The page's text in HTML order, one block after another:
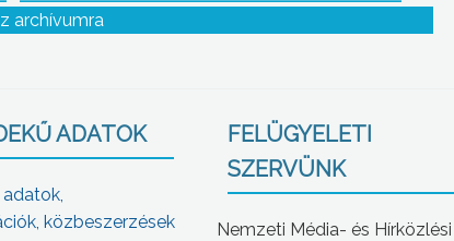
archívumra
ADATOK
közbeszerzések
FELÜGYELETI
SZERVÜNK
Nemzeti Média- és Hírközlési